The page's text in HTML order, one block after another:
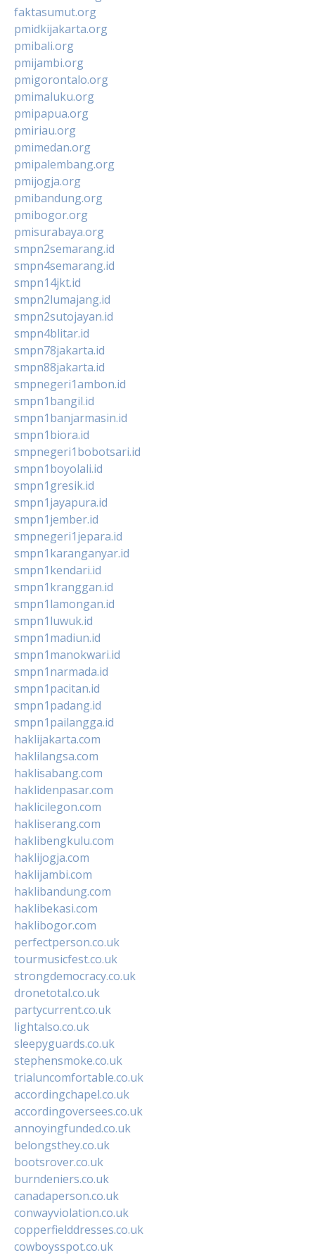
faktasumut.org
pmidkijakarta.org
pmibali.org
pmijambi.org
pmigorontalo.org
pmimaluku.org
pmipapua.org
pmiriau.org
pmimedan.org
pmipalembang.org
pmijogja.org
pmibandung.org
pmibogor.org
pmisurabaya.org
smpn2semarang.id
smpn4semarang.id
smpn14jkt.id
smpn2lumajang.id
smpn2sutojayan.id
smpn4blitar.id
smpn78jakarta.id
smpn88jakarta.id
smpnegeri1ambon.id
smpn1bangil.id
smpn1banjarmasin.id
smpn1biora.id
smpnegeri1bobotsari.id
smpn1boyolali.id
smpn1gresik.id
smpn1jayapura.id
smpn1jember.id
smpnegeri1jepara.id
smpn1karanganyar.id
smpn1kendari.id
smpn1kranggan.id
smpn1lamongan.id
smpn1luwuk.id
smpn1madiun.id
smpn1manokwari.id
smpn1narmada.id
smpn1pacitan.id
smpn1padang.id
smpn1pailangga.id
haklijakarta.com
haklilangsa.com
haklisabang.com
haklidenpasar.com
haklicilegon.com
hakliserang.com
haklibengkulu.com
haklijogja.com
haklijambi.com
haklibandung.com
haklibekasi.com
haklibogor.com
perfectperson.co.uk
tourmusicfest.co.uk
strongdemocracy.co.uk
dronetotal.co.uk
partycurrent.co.uk
lightalso.co.uk
sleepyguards.co.uk
stephensmoke.co.uk
trialuncomfortable.co.uk
accordingchapel.co.uk
accordingoversees.co.uk
annoyingfunded.co.uk
belongsthey.co.uk
bootsrover.co.uk
burndeniers.co.uk
canadaperson.co.uk
conwayviolation.co.uk
copperfielddresses.co.uk
cowboysspot.co.uk